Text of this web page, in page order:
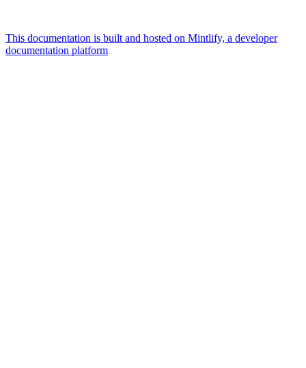
This documentation is built and hosted on Mintlify, a developer
documentation platform